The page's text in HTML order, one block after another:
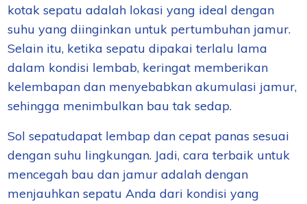
kotak sepatu adalah lokasi yang ideal dengan
suhu yang diinginkan untuk pertumbuhan jamur.
Selain itu, ketika sepatu dipakai terlalu lama
dalam kondisi lembab, keringat memberikan
kelembapan dan menyebabkan akumulasi jamur,
sehingga menimbulkan bau tak sedap.
Sol sepatudapat lembap dan cepat panas sesuai
dengan suhu lingkungan. Jadi, cara terbaik untuk
mencegah baudan jamur adalah dengan
menjauhkan sepatu Anda dari kondisi yang